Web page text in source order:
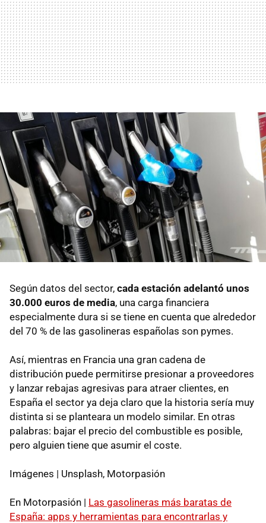
Según datos del sector, cada estación adelantó unos
30.000 euros de media, una carga financiera
especialmente dura si se tiene en cuenta que alrededor
del 70 % de las gasolineras españolas son pymes.
Así, mientras en Francia una gran cadena de
distribución puede permitirse presionar a proveedores
y lanzar rebajas agresivas para atraer clientes, en
España el sector ya deja claro que la historia sería muy
distinta si se planteara un modelo similar. En otras
palabras: bajar el precio del combustible es posible,
pero alguien tiene que asumir el coste.
Imágenes | Unsplash, Motorpasión
En Motorpasión | Las gasolineras más baratas de
España: apps y herramientas para encontrarlas y